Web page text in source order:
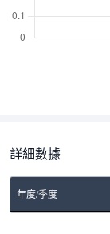
詳細數據
年度/季度